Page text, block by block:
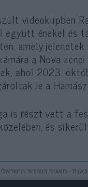
videoklipben
énekel és
amely
a Nova
ahol 2023.
le a
is részt vett a
és